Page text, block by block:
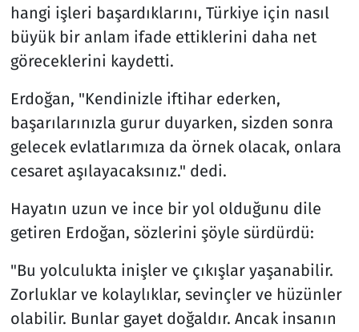
hangi işleri başardıklarını, Türkiye için nasıl
büyük bir anlam ifade ettiklerini daha net
göreceklerini kaydetti.
Erdoğan, "Kendinizle iftihar ederken,
başarılarınızla gurur duyarken, sizden sonra
gelecek evlatlarımıza da örnek olacak, onlara
cesaret aşılayacaksınız." dedi.
Hayatın uzun ve ince bir yol olduğunu dile
getiren Erdoğan, sözlerini şöyle sürdürdü:
"Bu yolculukta inişler ve çıkışlar yaşanabilir.
Zorluklar ve kolaylıklar, sevinçler ve hüzünler
olabilir. Bunlar gayet doğaldır. Ancak insanın